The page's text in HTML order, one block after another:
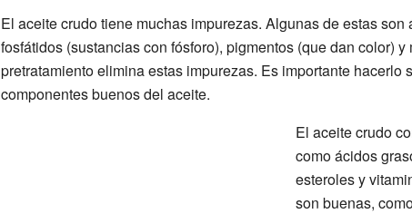
El aceite crudo tiene muchas impurezas. Algunas de estas son
fosfátidos (sustancias con fósforo), pigmentos (que dan color) y
pretratamiento elimina estas impurezas. Es importante hacerlo
componentes buenos del aceite.
El aceite crudo
como ácidos
esteroles y
son buenas,